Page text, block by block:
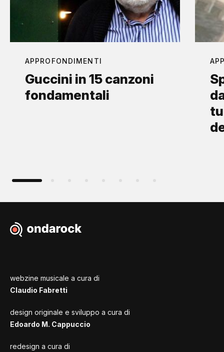
APPROFONDIMENTI
Guccini in 15 canzoni
fondamentali
webzine musicale a cura di
Claudio Fabretti
design originale e sviluppo a cura di
Edoardo M. Cappuccio
redesign a cura di